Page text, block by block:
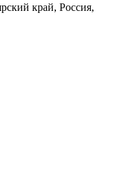
край, Россия,